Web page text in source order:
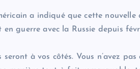
a indiqué que cette
en guerre avec la Russie depuis
à vos côtés. Vous n’avez pas